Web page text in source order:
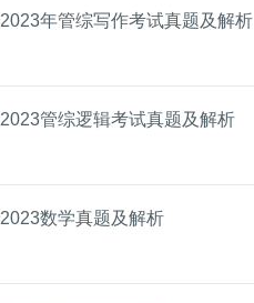
2023年管综写作考试真题及解析
2023管综逻辑考试真题及解析
2023数学真题及解析